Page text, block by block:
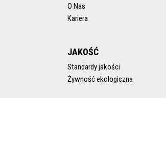
O Nas
Kariera
JAKOŚĆ
Standardy jakości
Żywność ekologiczna